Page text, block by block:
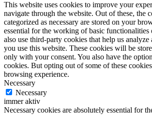
This website uses cookies to improve your
navigate through the website. Out of these, the
categorized as necessary are stored on your
essential for the working of basic functionalities
also use third-party cookies that help us
you use this website. These cookies will be
only with your consent. You also have the
cookies. But opting out of some of these
browsing experience.
Necessary
Necessary
immer aktiv
Necessary cookies are absolutely essential for